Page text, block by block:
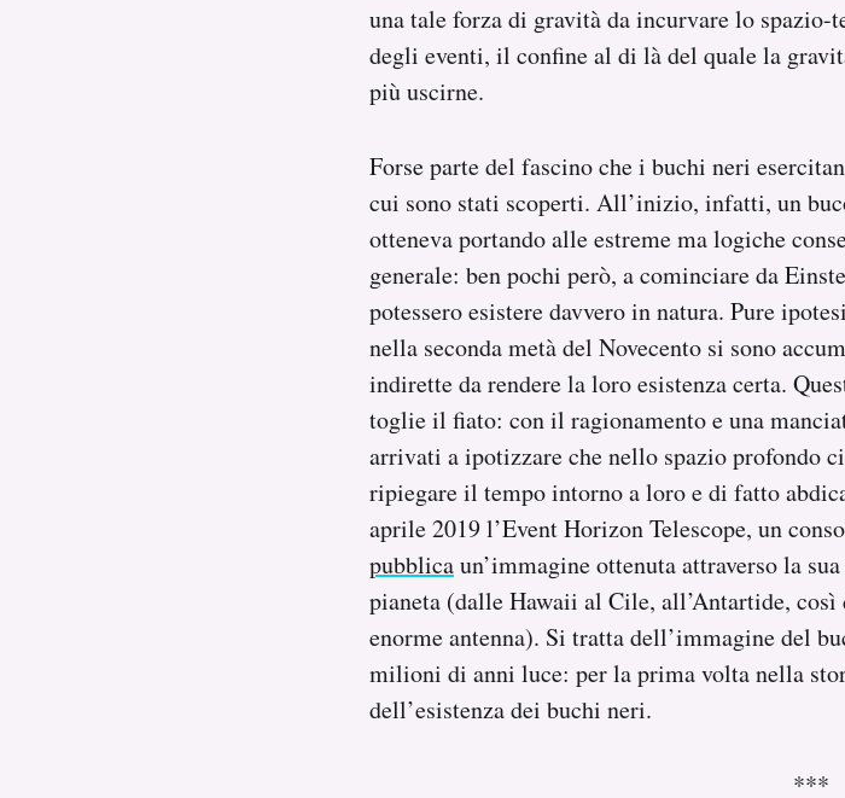
una tale forza di gravità da incurvare lo
degli eventi, il confine al di là del quale la
più uscirne.
Forse parte del fascino che i buchi neri
cui sono stati scoperti. All’inizio, infatti, un
otteneva portando alle estreme ma logiche
generale: ben pochi però, a cominciare da
potessero esistere davvero in natura. Pure
nella seconda metà del Novecento si sono
indirette da rendere la loro esistenza certa.
toglie il fiato: con il ragionamento e una
arrivati a ipotizzare che nello spazio profondo
ripiegare il tempo intorno a loro e di fatto
aprile 2019 l’Event Horizon Telescope, un
pubblicaun’immagine ottenuta attraverso la
pianeta (dalle Hawaii al Cile, all’Antartide, così
enorme antenna). Si tratta dell’immagine del
milioni di anni luce: per la prima volta nella
dell’esistenza dei buchi neri.
***